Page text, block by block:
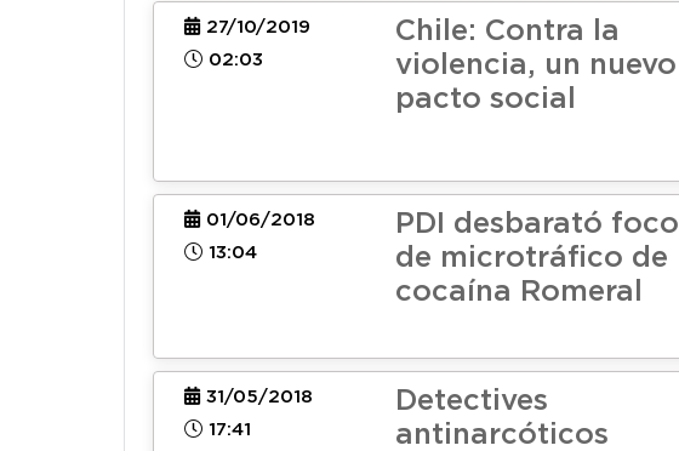
27/10/2019
02:03
Chile: Contra la
violencia, un nuevo
pacto social
01/06/2018
13:04
PDI desbarató foco
de microtráfico de
cocaína Romeral
31/05/2018
17:41
Detectives
antinarcóticos